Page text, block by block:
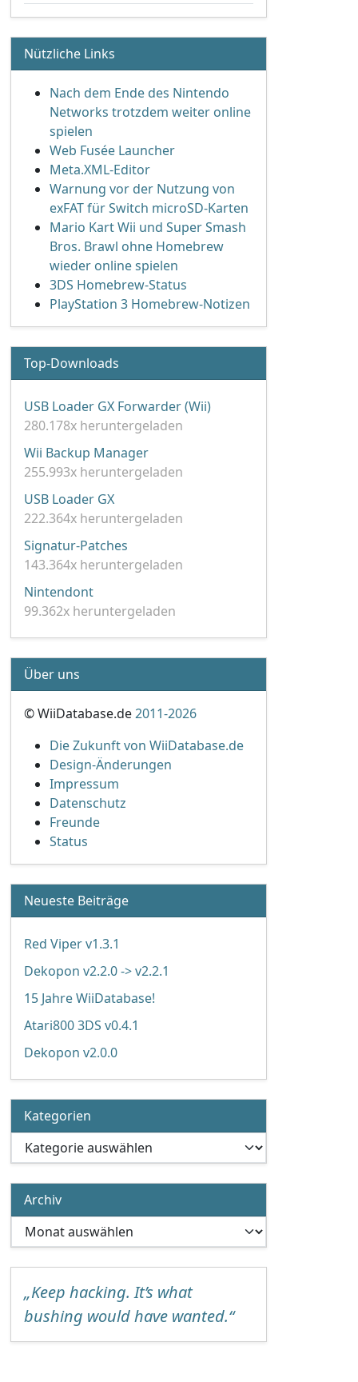
Nützliche Links
Nach dem Ende des Nintendo
Networks trotzdem weiter online
spielen
Web Fusée Launcher
Meta.XML-Editor
Warnung vor der Nutzung von
exFAT für Switch microSD-Karten
Mario Kart Wii und Super Smash
Bros. Brawl ohne Homebrew
wieder online spielen
3DS Homebrew-Status
PlayStation 3 Homebrew-Notizen
Top-Downloads
USB Loader GX Forwarder (Wii)
280.178x heruntergeladen
Wii Backup Manager
255.993x heruntergeladen
USB Loader GX
222.364x heruntergeladen
Signatur-Patches
143.364x heruntergeladen
Nintendont
99.362x heruntergeladen
Über uns
© WiiDatabase.de2011-2026
Die Zukunft von WiiDatabase.de
Design-Änderungen
Impressum
Datenschutz
Freunde
Status
Neueste Beiträge
Red Viper v1.3.1
Dekopon v2.2.0 -> v2.2.1
15 Jahre WiiDatabase!
Atari800 3DS v0.4.1
Dekopon v2.0.0
Kategorien
Kategorien
Archiv
Archiv
„Keep hacking. It’s what
bushing would have wanted.“